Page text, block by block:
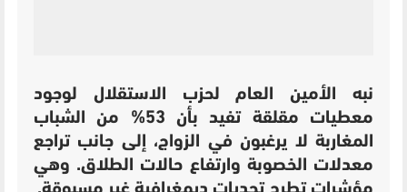
نبه الأمين العام لحزب الاستقلال لوجود
معطيات مقلقة تفيد بأن 53% من الشباب
المغاربة لا يرغبون في الزواج، إلى جانب تراجع
معدلات الخصوبة وارتفاع حالات الطلاق. وهي